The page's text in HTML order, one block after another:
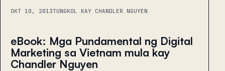
OKT 10, 2013TUNGKOL KAY CHANDLER NGUYEN
eBook: Mga Pundamental ng Digital
Marketing sa Vietnam mula kay
Chandler Nguyen